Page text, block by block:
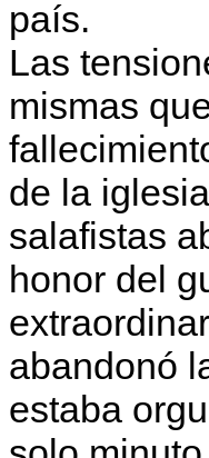
país.
Las
mismas
de la
salafistas
honor del
abandonó
estaba